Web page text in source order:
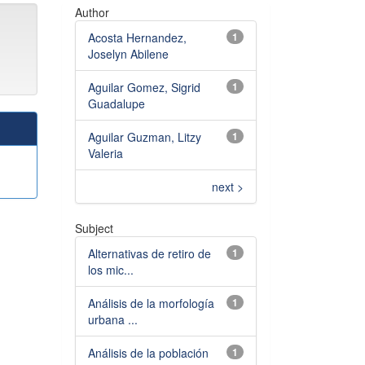
Author
1
Acosta Hernandez,
Joselyn Abilene
1
Aguilar Gomez, Sigrid
Guadalupe
1
Aguilar Guzman, Litzy
Valeria
next >
Subject
1
Alternativas de retiro de
los mic...
1
Análisis de la morfología
urbana ...
1
Análisis de la población